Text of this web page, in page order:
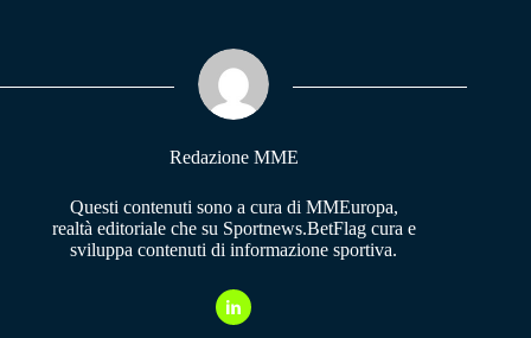
pp m
Redazione MME
Questi contenuti sono a cura di MMEuropa,
realtà editoriale che su Sportnews.BetFlag cura e
sviluppa contenuti di informazione sportiva.